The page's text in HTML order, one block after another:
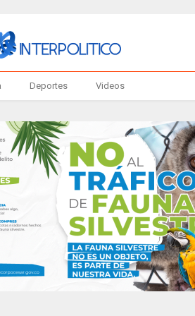
Deportes Videos